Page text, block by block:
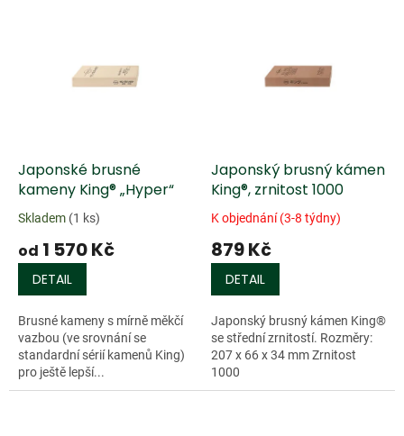
dJaponské brusné
kameny King® „Hyper“
Skladem (1 ks)
od 1 570 Kč
DETAIL
Brusné kameny s mírně měkčí
vazbou (ve srovnání se
standardní sérií kamenů King)
pro ještě lepší...
Japonský brusný kámen
King®, zrnitost 1000
K objednání (3-8 týdny)
879 Kč
DETAIL
Japonský brusný kámen King®
se střední zrnitostí. Rozměry:
207 x 66 x 34 mm Zrnitost
1000